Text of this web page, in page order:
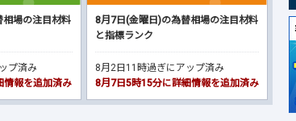
場の注目材料
プ済み
情報を追加済み
8月7日(金曜日)の為替相場の注目材料
と指標ランク
8月2日11時過ぎにアップ済み
8月7日5時15分に詳細情報を追加済み